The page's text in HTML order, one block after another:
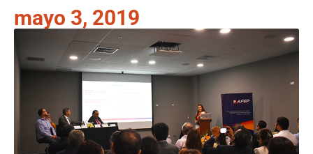
mayo 3, 2019